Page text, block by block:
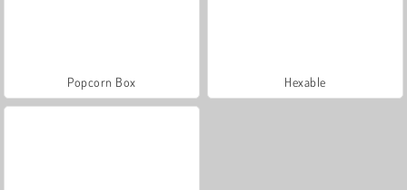
Popcorn Box Hexable